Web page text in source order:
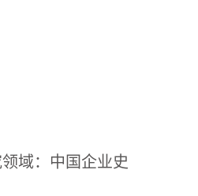
域：中国企业史